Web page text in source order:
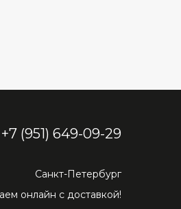
+7 (951) 649-09-29
Санкт-Петербург
онлайн с доставкой!